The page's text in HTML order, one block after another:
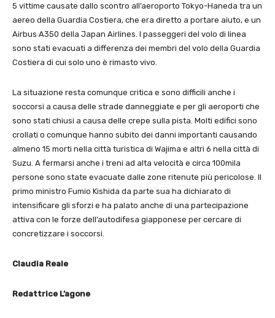
5 vittime causate dallo scontro all’aeroporto Tokyo-Haneda tra un
aereo della Guardia Costiera, che era diretto a portare aiuto, e un
Airbus A350 della Japan Airlines. I passeggeri del volo di linea
sono stati evacuati a differenza dei membri del volo della Guardia
Costiera di cui solo uno è rimasto vivo.
La situazione resta comunque critica e sono difficili anche i
soccorsi a causa delle strade danneggiate e per gli aeroporti che
sono stati chiusi a causa delle crepe sulla pista. Molti edifici sono
crollati o comunque hanno subito dei danni importanti causando
almeno 15 morti nella città turistica di Wajima e altri 6 nella città di
Suzu. A fermarsi anche i treni ad alta velocità e circa 100mila
persone sono state evacuate dalle zone ritenute più pericolose. Il
primo ministro Fumio Kishida da parte sua ha dichiarato di
intensificare gli sforzi e ha palato anche di una partecipazione
attiva con le forze dell’autodifesa giapponese per cercare di
concretizzare i soccorsi.
Claudia Reale
Redattrice L’agone